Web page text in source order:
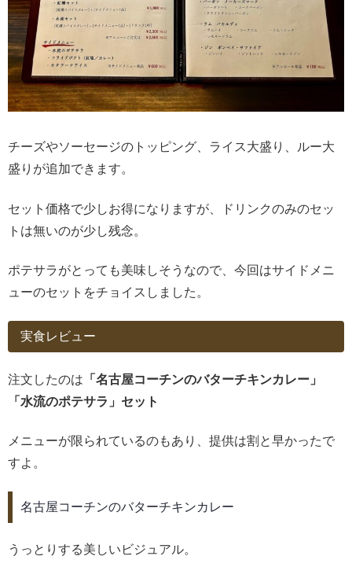
チーズやソーセージのトッピング、ライス大盛り、ルー大
盛りが追加できます。
セット価格で少しお得になりますが、ドリンクのみのセッ
トは無いのが少し残念。
ポテサラがとっても美味しそうなので、今回はサイドメニ
ューのセットをチョイスしました。
実食レビュー
注文したのは 「名古屋コーチンのバターチキンカレー」
「水流のポテサラ」セット
メニューが限られているのもあり、提供は割と早かったで
すよ。
名古屋コーチンのバターチキンカレー
うっとりする美しいビジュアル。